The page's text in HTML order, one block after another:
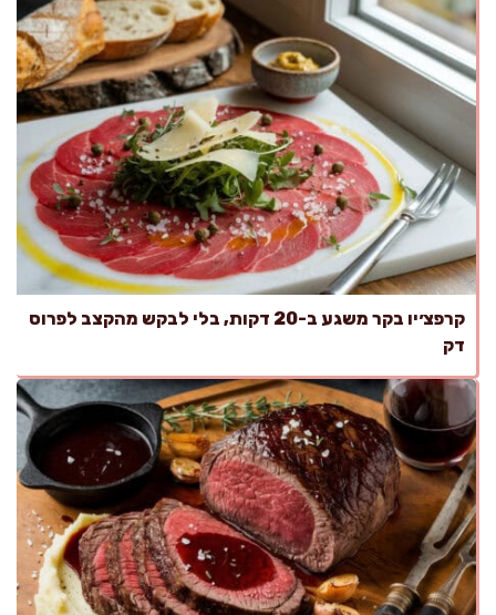
קרפצ׳יו בקר משגע ב-20 דקות, בלי לבקש מהקצב לפרוס
דק